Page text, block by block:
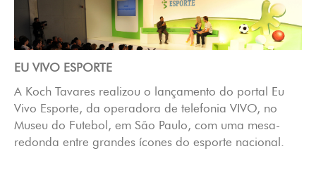
Contato
Login
EU VIVO ESPORTE
A Koch Tavares realizou o lançamento do portal Eu
Vivo Esporte, da operadora de telefonia VIVO, no
Museu do Futebol, em São Paulo, com uma mesa-
redonda entre grandes ícones do esporte nacional.